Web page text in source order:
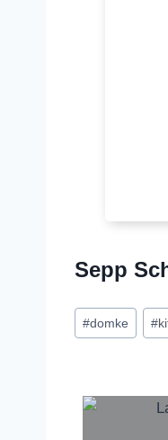
Sepp
Schlagworte:
#domke #